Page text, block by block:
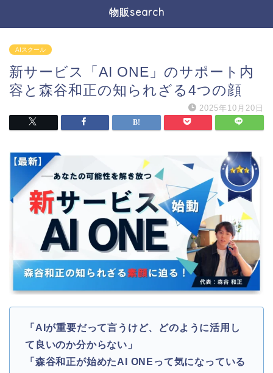
物販search
AIスクール
新サービス「AI ONE」のサポート内
容と森谷和正の知られざる4つの顔
2025年10月20日
「AIが重要だって言うけど、どのように活用し
て良いのか分からない」
「森谷和正が始めたAI ONEって気になっている